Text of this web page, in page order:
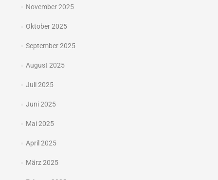
November 2025
Oktober 2025
September 2025
August 2025
Juli 2025
Juni 2025
Mai 2025
April 2025
März 2025